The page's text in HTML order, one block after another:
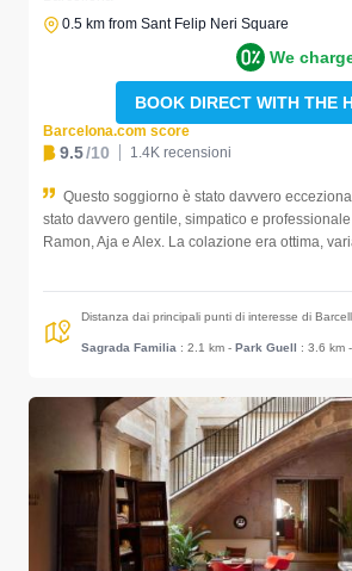
0.5 km from Sant Felip Neri Square
We
BOOK DIRECT WITH THE
Barcelona.com score
9.5/10 1.4K recensioni
Questo soggiorno è stato davvero
stato davvero gentile, simpatico e
Ramon, Aja e Alex. La colazione era ottima,
Distanza dai principali punti di interesse di
Sagrada Familia : 2.1 km - Park Guell : 3.6 km -